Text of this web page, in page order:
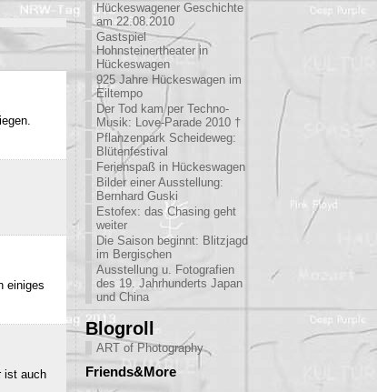
einiges
ist auch
Hückeswagener Geschichte
am 22.08.2010
Gastspiel
Hohnsteinertheater in
Hückeswagen
925 Jahre Hückeswagen im
Eiltempo
Der Tod kam per Techno-
Musik: Love-Parade 2010 †
Pflanzenpark Scheideweg:
Blütenfestival
Ferienspaß in Hückeswagen
Bilder einer Ausstellung:
Bernhard Guski
Estofex: das Chasing geht
weiter
Die Saison beginnt: Blitzjagd
im Bergischen
Ausstellung u. Fotografien
des 19. Jahrhunderts Japan
und China
Blogroll
ART of Photography
Friends&More